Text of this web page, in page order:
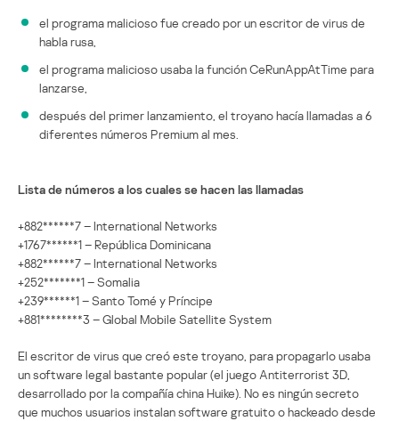
el programa malicioso fue creado por un escritor de virus de
habla rusa,
el programa malicioso usaba la función CeRunAppAtTime para
lanzarse,
después del primer lanzamiento, el troyano hacía llamadas a 6
diferentes números Premium al mes.
Lista de números a los cuales se hacen las llamadas
+882******7 – International Networks
+1767******1 – República Dominicana
+882******7 – International Networks
+252*******1 – Somalia
+239******1 – Santo Tomé y Príncipe
+881********3 – Global Mobile Satellite System
El escritor de virus que creó este troyano, para propagarlo usaba
un software legal bastante popular (el juego Antiterrorist 3D,
desarrollado por la compañía china Huike). No es ningún secreto
que muchos usuarios instalan software gratuito o hackeado desde